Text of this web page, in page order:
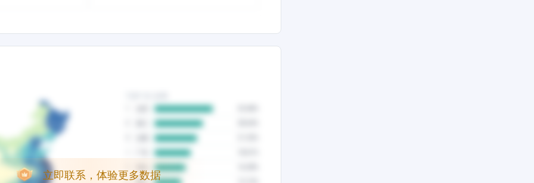
立即联系，体验更多数据